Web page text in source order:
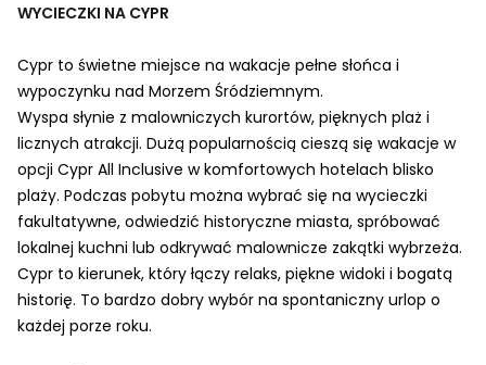
WYCIECZKI NA CYPR
Cypr to świetne miejsce na wakacje pełne słońca i
wypoczynku nad Morzem Śródziemnym.
Wyspa słynie z malowniczych kurortów, pięknych plaż i
licznych atrakcji. Dużą popularnością cieszą się wakacje w
opcji Cypr All Inclusive w komfortowych hotelach blisko
plaży. Podczas pobytu można wybrać się na wycieczki
fakultatywne, odwiedzić historyczne miasta, spróbować
lokalnej kuchni lub odkrywać malownicze zakątki wybrzeża.
Cypr to kierunek, który łączy relaks, piękne widoki i bogatą
historię. To bardzo dobry wybór na spontaniczny urlop o
każdej porze roku.